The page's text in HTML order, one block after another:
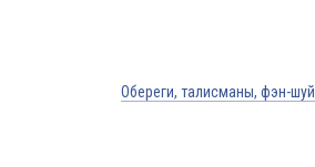
Обереги, талисманы, фэн-шуй